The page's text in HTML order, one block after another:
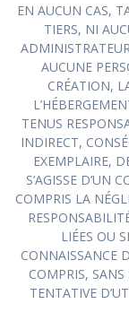
EN AUCUN CAS,
TIERS, NI
AUCUNE
CRÉATION,
TENUS
INDIRECT,
EXEMPLAIRE,
S’AGISSE D’UN
COMPRIS LA
LIÉES OU
CONNAISSANCE
COMPRIS,
TENTATIVE